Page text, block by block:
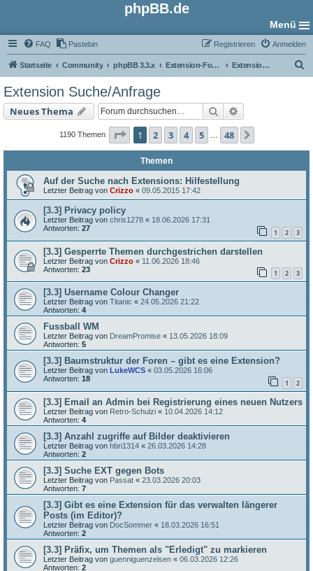
phpBB.de
Menü
FAQ Pastebin Anmelden
Registrieren
Startseite Community phpBB 3.3.x Extension-Foren Extension Suche/Anfrage
Extension Suche/Anfrage
Neues Thema Suche
1190 Themen Seite 1von 48
1 2 3 4 5 48
Themen
Auf der Suche nach Extensions: Hilfestellung
Letzter Beitrag von Crizzo « 09.05.2015 17:42
[3.3] Privacy policy
Letzter Beitrag von chris1278 « 18.06.2026 17:31
Antworten: 27 1 2 3
[3.3] Gesperrte Themen durchgestrichen darstellen
Letzter Beitrag von Crizzo « 11.06.2026 18:46
Antworten: 23 1 2 3
[3.3] Username Colour Changer
Letzter Beitrag von Titanic « 24.05.2026 21:22
Antworten: 4
Fussball WM
Letzter Beitrag von DreamPromise « 13.05.2026 18:09
Antworten: 5
[3.3] Baumstruktur der Foren – gibt es eine Extension?
Letzter Beitrag von LukeWCS « 03.05.2026 16:06
Antworten: 18 1 2
[3.3] Email an Admin bei Registrierung eines neuen Nutzers
Letzter Beitrag von Retro-Schulzi « 10.04.2026 14:12
Antworten: 4
[3.3] Anzahl zugriffe auf Bilder deaktivieren
Letzter Beitrag von hbri1314 « 26.03.2026 14:28
Antworten: 2
[3.3] Suche EXT gegen Bots
Letzter Beitrag von Passat « 23.03.2026 20:03
Antworten: 7
[3.3] Gibt es eine Extension für das verwalten längerer
Posts (im Editor)?
Letzter Beitrag von DocSommer « 18.03.2026 16:51
Antworten: 2
[3.3] Präfix, um Themen als "Erledigt" zu markieren
Letzter Beitrag von guenniguenzelsen « 06.03.2026 12:26
Antworten: 2